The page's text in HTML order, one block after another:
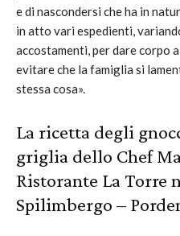
e di nascondersi che ha in
in atto vari espedienti,
accostamenti, per dare corpo
evitare che la famiglia si
stessa cosa».
La ricetta degli
griglia dello Chef
Ristorante La Torre
Spilimbergo –